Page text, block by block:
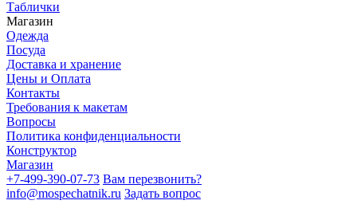
Таблички
Магазин
Одежда
Посуда
Доставка и хранение
Цены и Оплата
Контакты
Требования к макетам
Вопросы
Политика конфиденциальности
Конструктор
Магазин
+7-499-390-07-73 Вам перезвонить?
info@mospechatnik.ru Задать вопрос